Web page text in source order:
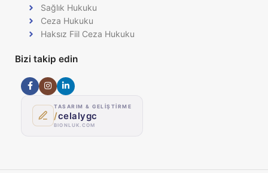
Sağlık Hukuku
Ceza Hukuku
Haksız Fiil Ceza Hukuku
Bizi takip edin
TASARIM & GELİŞTİRME
/celalygc
BIONLUK.COM